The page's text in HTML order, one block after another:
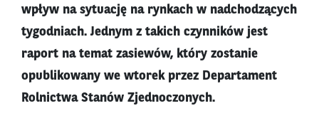
wpływ na sytuację na rynkach w nadchodzących
tygodniach. Jednym z takich czynników jest
raport na temat zasiewów, który zostanie
opublikowany we wtorek przez Departament
Rolnictwa Stanów Zjednoczonych.